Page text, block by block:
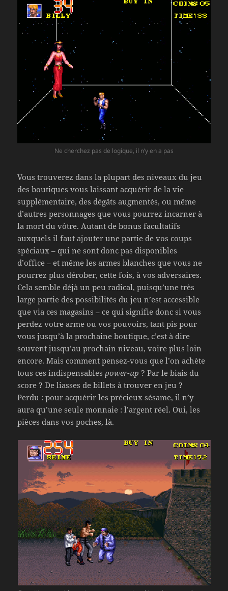
Ne cherchez pas de logique, il n’y en a pas
Vous trouverez dans la plupart des niveaux du jeu
des boutiques vous laissant acquérir de la vie
supplémentaire, des dégâts augmentés, ou même
d’autres personnages que vous pourrez incarner à
la mort du vôtre. Autant de bonus facultatifs
auxquels il faut ajouter une partie de vos coups
spéciaux – qui ne sont donc pas disponibles
d’office – et même les armes blanches que vous ne
pourrez plus dérober, cette fois, à vos adversaires.
Cela semble déjà un peu radical, puisqu’une très
large partie des possibilités du jeu n’est accessible
que via ces magasins – ce qui signifie donc si vous
perdez votre arme ou vos pouvoirs, tant pis pour
vous jusqu’à la prochaine boutique, c’est à dire
souvent jusqu’au prochain niveau, voire plus loin
encore. Mais comment pensez-vous que l’on achète
tous ces indispensablespower-up ? Par le biais du
score ? De liasses de billets à trouver en jeu ?
Perdu : pour acquérir les précieux sésame, il n’y
aura qu’une seule monnaie : l’argent réel. Oui, les
pièces dans vos poches, là.